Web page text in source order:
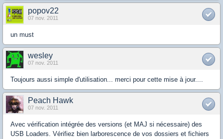
popov22
07 nov. 2011
un must
wesley
07 nov. 2011
Toujours aussi simple d'utilisation... merci pour cette mise à jour....
Peach Hawk
07 nov. 2011
Avec vérification intégrée des versions (et MAJ si nécessaire) des
USB Loaders. Vérifiez bien larborescence de vos dossiers et fichiers